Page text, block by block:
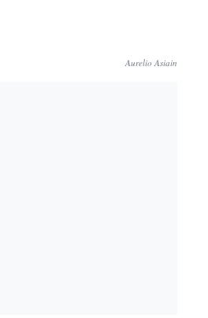
Aurelio Asiain